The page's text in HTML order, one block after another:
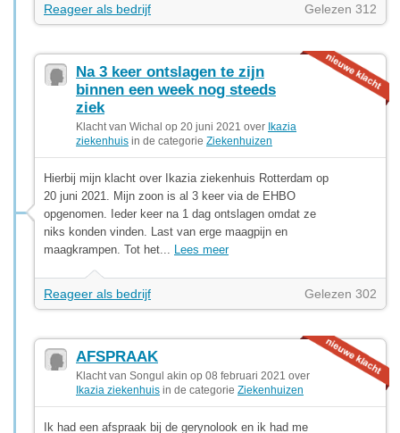
Reageer als bedrijf Gelezen 312
Na 3 keer ontslagen te zijn
binnen een week nog steeds
ziek
Klacht van Wichal op 20 juni 2021 over Ikazia
ziekenhuis in de categorie Ziekenhuizen
Hierbij mijn klacht over Ikazia ziekenhuis Rotterdam op
20 juni 2021. Mijn zoon is al 3 keer via de EHBO
opgenomen. Ieder keer na 1 dag ontslagen omdat ze
niks konden vinden. Last van erge maagpijn en
maagkrampen. Tot het... Lees meer
Reageer als bedrijf Gelezen 302
AFSPRAAK
Klacht van Songul akin op 08 februari 2021 over
Ikazia ziekenhuis in de categorie Ziekenhuizen
Ik had een afspraak bij de gerynolook en ik had me